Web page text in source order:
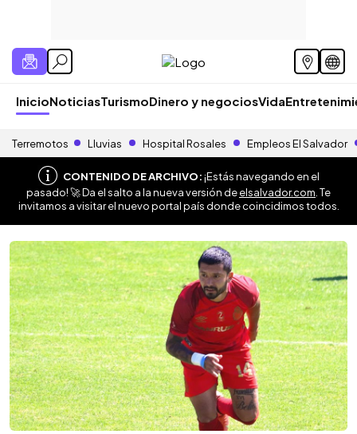
InicioNoticiasTurismoDinero y negociosVida
Terremotos Lluvias Hospital Rosales Empleos El Salvador
CONTENIDO DE ARCHIVO:¡Estás navegando en el
pasado! 🚀 Da el salto a la nueva versión deelsalvador.com . Te
invitamos a visitar el nuevo portal país donde coincidimos todos.